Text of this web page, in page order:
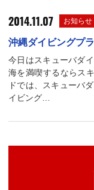
2014.11.07 お知らせ
沖縄ダイビングプ
今日はスキューバダ
海を満喫するならス
ドでは、スキューバ
イビング…